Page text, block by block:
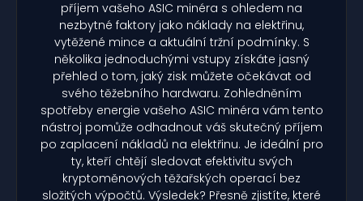
příjem vašeho ASIC minéra s ohledem na
nezbytné faktory jako náklady na elektřinu,
vytěžené mince a aktuální tržní podmínky. S
několika jednoduchými vstupy získáte jasný
přehled o tom, jaký zisk můžete očekávat od
svého těžebního hardwaru. Zohledněním
spotřeby energie vašeho ASIC minéra vám tento
nástroj pomůže odhadnout váš skutečný příjem
po zaplacení nákladů na elektřinu. Je ideální pro
ty, kteří chtějí sledovat efektivitu svých
kryptoměnových těžařských operací bez
složitých výpočtů. Výsledek? Přesně zjistíte, které